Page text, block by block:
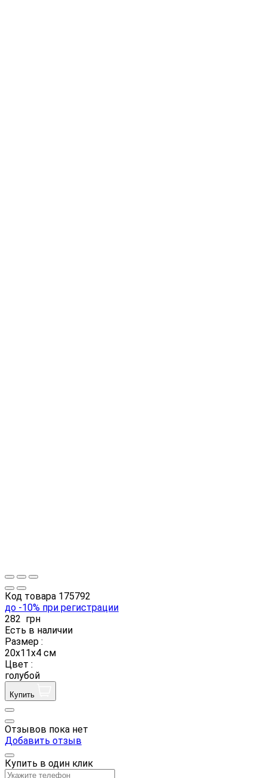
Код товара 175792
до -10% при регистрации
282 грн
Есть в наличии
Размер :
20х11х4 см
Цвет :
голубой
Купить
Отзывов пока нет
Добавить отзыв
Купить в один клик